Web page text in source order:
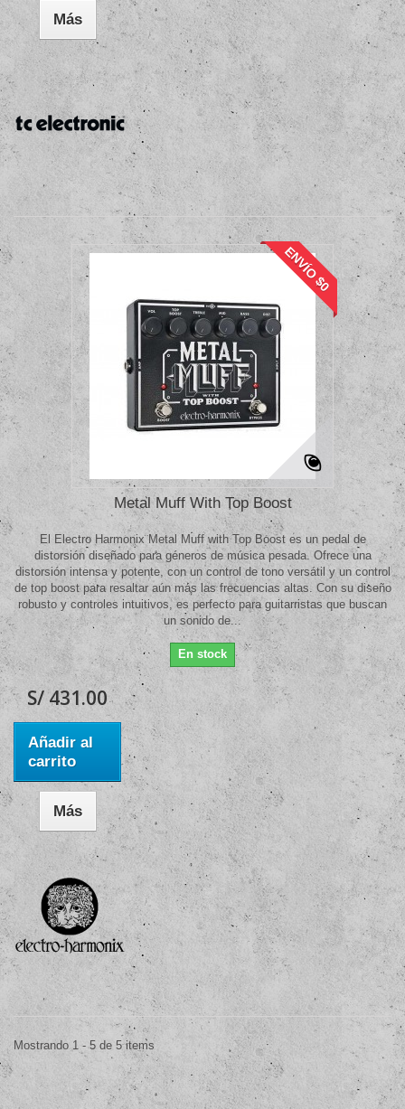
Más
ENVÍO $0
Metal Muff With Top Boost
El Electro Harmonix Metal Muff with Top Boost es un pedal de
distorsión diseñado para géneros de música pesada. Ofrece una
distorsión intensa y potente, con un control de tono versátil y un control
de top boost para resaltar aún más las frecuencias altas. Con su diseño
robusto y controles intuitivos, es perfecto para guitarristas que buscan
un sonido de...
En stock
S/ 431.00
Añadir al
carrito
Más
Mostrando 1 - 5 de 5 items